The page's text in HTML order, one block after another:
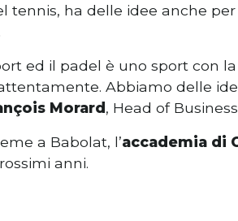
tennis, ha delle idee anche
ed il padel è uno sport con
Abbiamo delle
Morard , Head of
a Babolat, l’accademia di
anni.